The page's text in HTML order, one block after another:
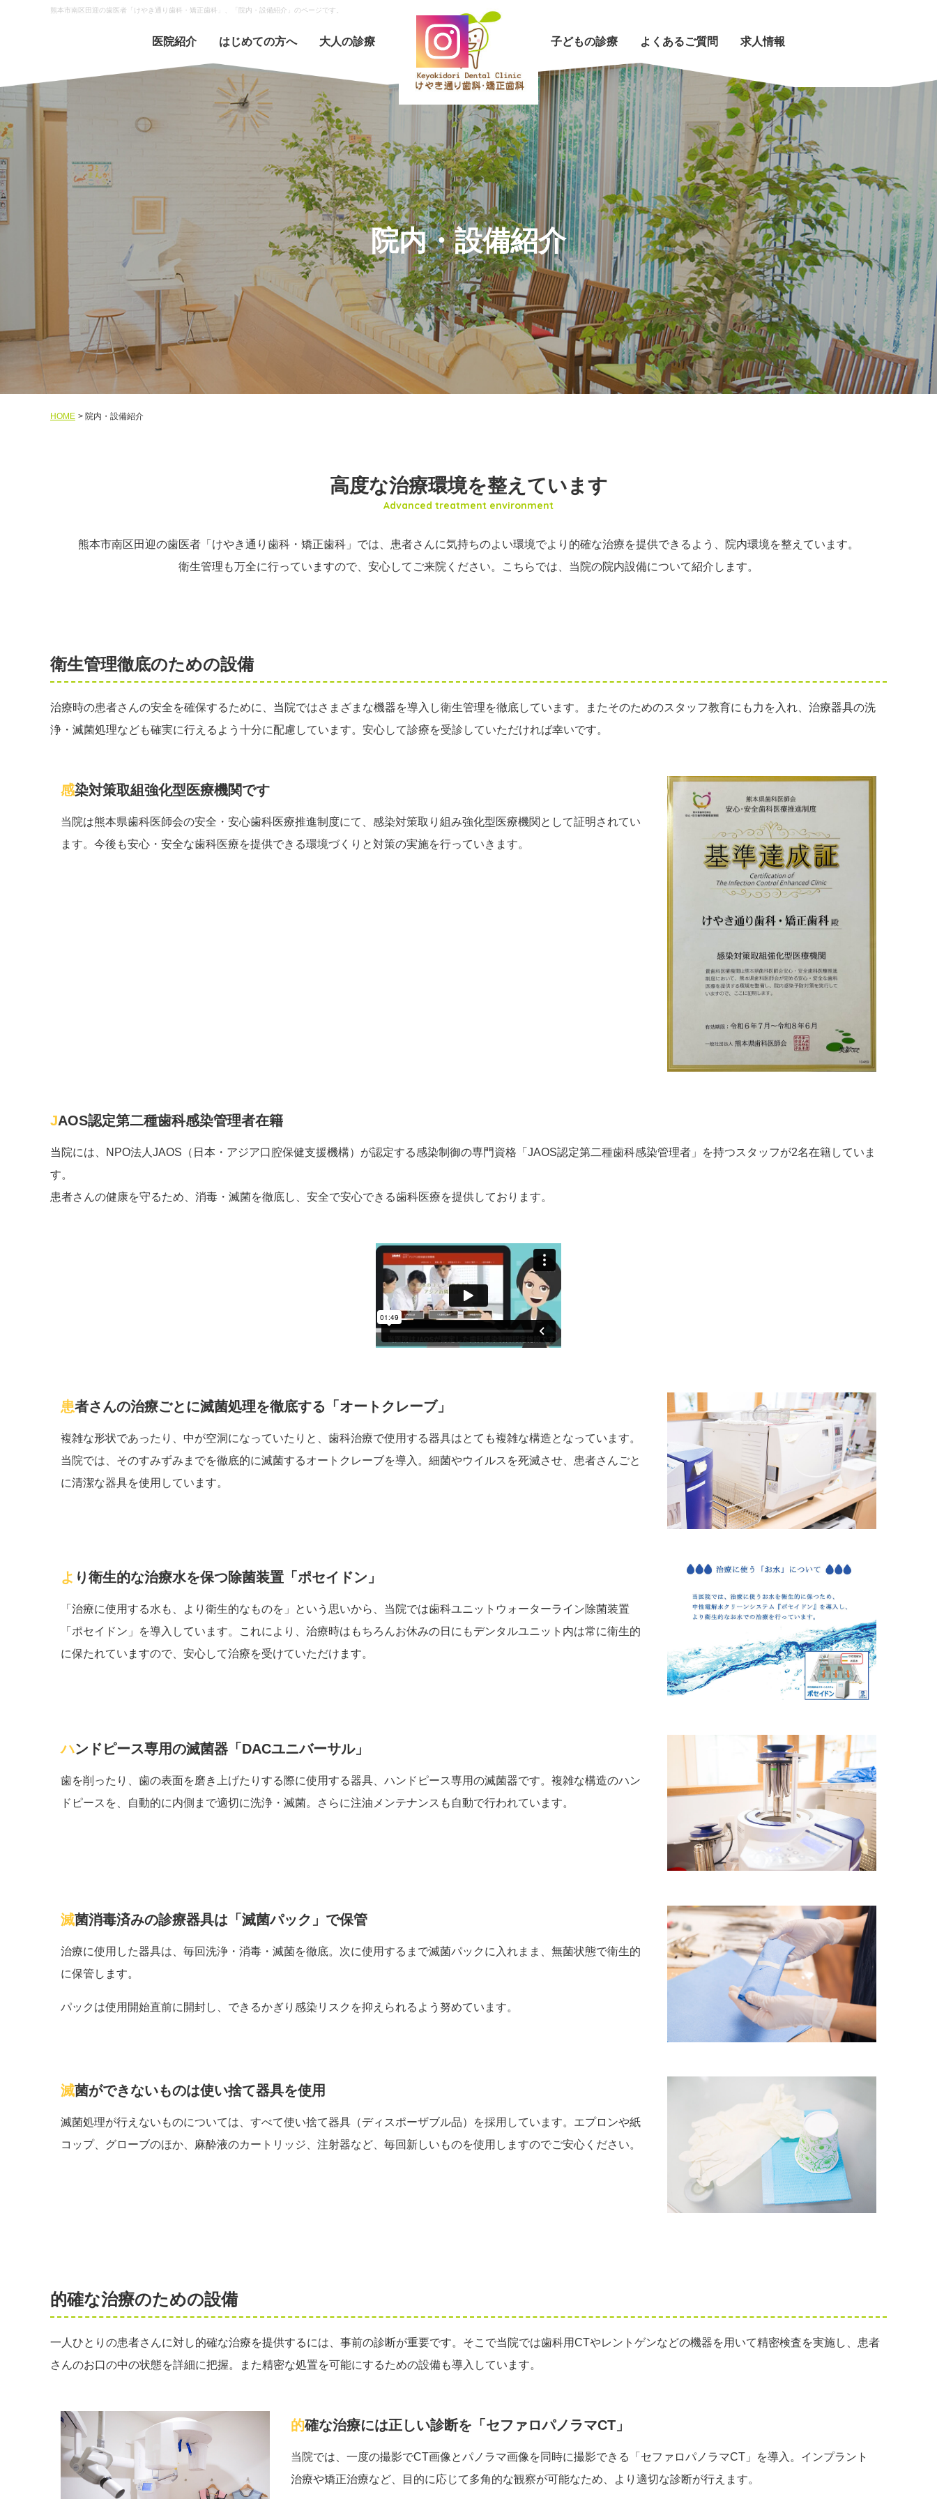
熊本市南区田迎の歯医者「けやき通り歯科・矯正歯科」、「院内・設備紹介」のページです。
医院紹介 はじめての方へ 大人の診療 子どもの診療 よくあるご質問 求人情報
院内・設備紹介
HOME 院内・設備紹介
高度な治療環境を整えています
Advanced treatment environment
熊本市南区田迎の歯医者「けやき通り歯科・矯正歯科」では、患者さんに気持ちのよい環境でより的確な治療を提供できるよう、院内環境を整えています。
衛生管理も万全に行っていますので、安心してご来院ください。こちらでは、当院の院内設備について紹介します。
衛生管理徹底のための設備
治療時の患者さんの安全を確保するために、当院ではさまざまな機器を導入し衛生管理を徹底しています。またそのためのスタッフ教育にも力を入れ、治療器具の洗
浄・滅菌処理なども確実に行えるよう十分に配慮しています。安心して診療を受診していただければ幸いです。
感染対策取組強化型医療機関です
当院は熊本県歯科医師会の安全・安心歯科医療推進制度にて、感染対策取り組み強化型医療機関として証明されてい
ます。今後も安心・安全な歯科医療を提供できる環境づくりと対策の実施を行っていきます。
JAOS認定第二種歯科感染管理者在籍
当院には、NPO法人JAOS（日本・アジア口腔保健支援機構）が認定する感染制御の専門資格「JAOS認定第二種歯科感染管理者」を持つスタッフが2名在籍していま
す。
患者さんの健康を守るため、消毒・滅菌を徹底し、安全で安心できる歯科医療を提供しております。
患者さんの治療ごとに滅菌処理を徹底する「オートクレーブ」
複雑な形状であったり、中が空洞になっていたりと、歯科治療で使用する器具はとても複雑な構造となっています。
当院では、そのすみずみまでを徹底的に滅菌するオートクレーブを導入。細菌やウイルスを死滅させ、患者さんごと
に清潔な器具を使用しています。
より衛生的な治療水を保つ除菌装置「ポセイドン」
「治療に使用する水も、より衛生的なものを」という思いから、当院では歯科ユニットウォーターライン除菌装置
「ポセイドン」を導入しています。これにより、治療時はもちろんお休みの日にもデンタルユニット内は常に衛生的
に保たれていますので、安心して治療を受けていただけます。
ハンドピース専用の滅菌器「DACユニバーサル」
歯を削ったり、歯の表面を磨き上げたりする際に使用する器具、ハンドピース専用の滅菌器です。複雑な構造のハン
ドピースを、自動的に内側まで適切に洗浄・滅菌。さらに注油メンテナンスも自動で行われています。
滅菌消毒済みの診療器具は「滅菌パック」で保管
治療に使用した器具は、毎回洗浄・消毒・滅菌を徹底。次に使用するまで滅菌パックに入れまま、無菌状態で衛生的
に保管します。
パックは使用開始直前に開封し、できるかぎり感染リスクを抑えられるよう努めています。
滅菌ができないものは使い捨て器具を使用
滅菌処理が行えないものについては、すべて使い捨て器具（ディスポーザブル品）を採用しています。エプロンや紙
コップ、グローブのほか、麻酔液のカートリッジ、注射器など、毎回新しいものを使用しますのでご安心ください。
的確な治療のための設備
一人ひとりの患者さんに対し的確な治療を提供するには、事前の診断が重要です。そこで当院では歯科用CTやレントゲンなどの機器を用いて精密検査を実施し、患者
さんのお口の中の状態を詳細に把握。また精密な処置を可能にするための設備も導入しています。
的確な治療には正しい診断を「セファロパノラマCT」
当院では、一度の撮影でCT画像とパノラマ画像を同時に撮影できる「セファロパノラマCT」を導入。インプラント
治療や矯正治療など、目的に応じて多角的な観察が可能なため、より適切な診断が行えます。